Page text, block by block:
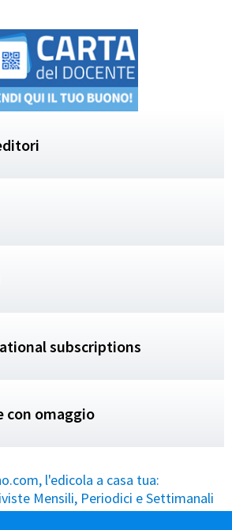
subscriptions
con omaggio
l'edicola a casa tua:
Mensili, Periodici e Settimanali